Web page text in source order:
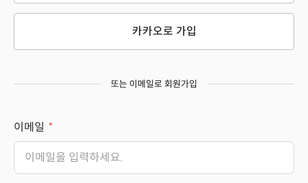
카카오로 가입
또는 이메일로 회원가입
이메일